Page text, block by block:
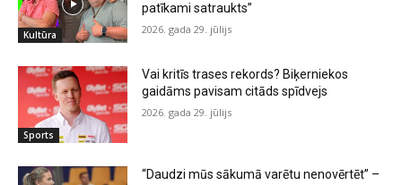
Kultūra
patīkami satraukts”
2026. gada 29. jūlijs
Sports
Vai kritīs trases rekords? Biķerniekos
gaidāms pavisam citāds spīdvejs
2026. gada 29. jūlijs
“Daudzi mūs sākumā varētu nenovērtēt” –